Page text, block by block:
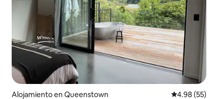
Alojamiento en Queenstown Calificación
4.98 (55)